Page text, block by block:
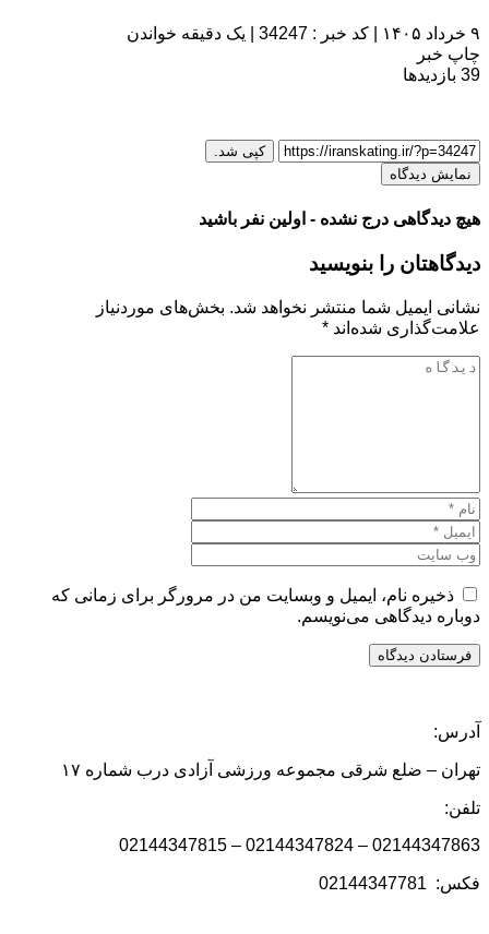
۹ خرداد ۱۴۰۵ کد خبر : 34247
یک دقیقه خواندن
چاپ خبر
39 بازدیدها
کپی شد.
نمایش دیدگاه
هیچ دیدگاهی درج نشده - اولین نفر باشید
دیدگاهتان را بنویسید
نشانی ایمیل شما منتشر نخواهد شد. بخش‌های موردنیاز
علامت‌گذاری شده‌اند *
ذخیره نام، ایمیل و وبسایت من در مرورگر برای زمانی که
دوباره دیدگاهی می‌نویسم.
آدرس:
تهران – ضلع شرقی مجموعه ورزشی آزادی درب شماره ۱۷
تلفن:
02144347863 – 02144347824 – 02144347815
فکس: 02144347781